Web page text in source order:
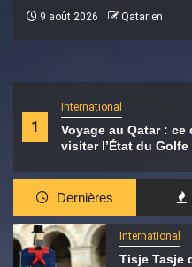
1
International
Voyage au Qatar :
visiter l’État du Golfe
9 août 2026 Qatarien
Dernières
International
Tisje Tasje